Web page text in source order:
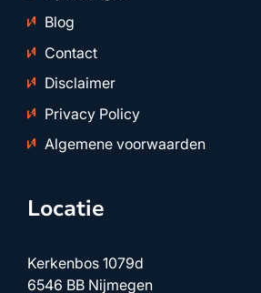
Blog
Contact
Disclaimer
Privacy Policy
Algemene voorwaarden
Locatie
Kerkenbos 1079d
6546 BB Nijmegen